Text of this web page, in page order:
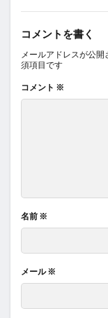
コメントを書く
メールアドレスが公開
須項目です
コメント ※
名前 ※
メール※